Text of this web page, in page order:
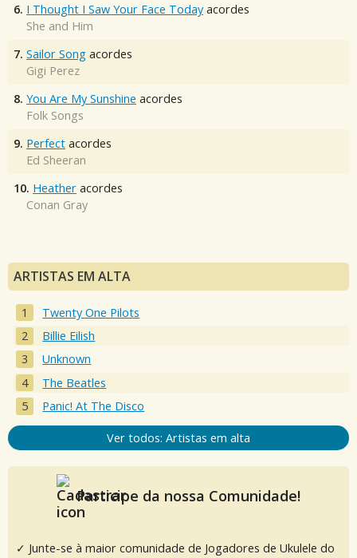
6. I Thought I Saw Your Face Today acordes
She and Him
7. Sailor Song acordes
Gigi Perez
8. You Are My Sunshine acordes
Folk Songs
9. Perfect acordes
Ed Sheeran
10. Heather acordes
Conan Gray
ARTISTAS EM ALTA
Twenty One Pilots
Billie Eilish
Unknown
The Beatles
Panic! At The Disco
Ver todos: Artistas em alta
Participe da nossa Comunidade!
✓ Junte-se à maior comunidade de Jogadores de Ukulele do